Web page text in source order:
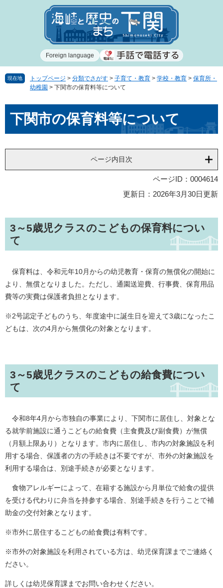
で
ば
Foreign language
現在地 トップページ > 分類でさがす > 子育て・教育 > 学校・教育 > 保育所・
幼稚園 > 下関市の保育料等について
下関市の保育料等について
ページ内目次
ページID：0004614
更新日：2026年3月30日更新
3～5歳児クラスのこどもの保育料につい
て
保育料は、令和元年10月からの幼児教育・保育の無償化の開始に
より、無償となりました。ただし、通園送迎費、行事費、保育用品
費等の実費は保護者負担となります。
※2号認定子どものうち、年度途中に誕生日を迎えて3歳になったこ
どもは、次の4月から無償化の対象となります。
3～5歳児クラスのこどもの給食費につい
て
令和8年4月から市独自の事業により、下関市に居住し、対象とな
る就学前施設に通うこどもの給食費（主食費及び副食費）が無償
（月額上限あり）となります。市内に居住し、市内の対象施設を利
用する場合、保護者の方の手続きは不要ですが、市外の対象施設を
利用する場合は、別途手続きが必要となります。
食物アレルギーによって、在籍する施設から月単位で給食の提供
を受ける代わりに弁当を持参する場合、別途手続きを行うことで補
助金の交付対象となります。
※市外に居住するこどもの給食費は有料です。
※市外の対象施設を利用されている方は、幼児保育課までご連絡く
ださい。
詳しくは幼児保育課までお問い合わせください。